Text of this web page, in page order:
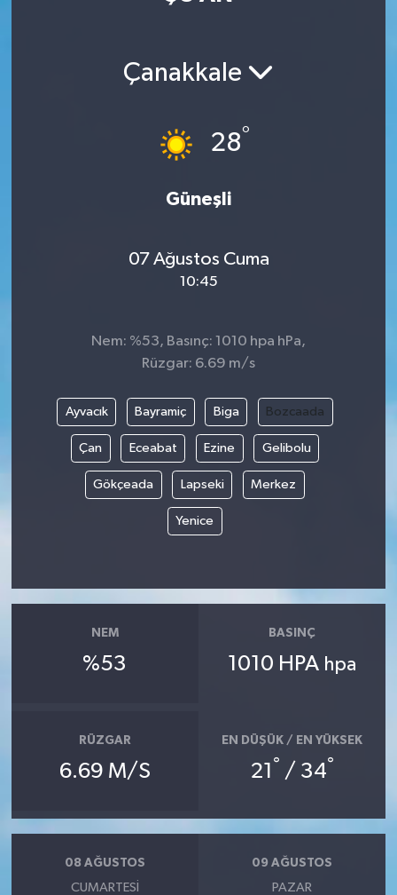
Çanakkale
28°
Güneşli
07 Ağustos Cuma
10:45
Nem: %53, Basınç: 1010 hpa hPa,
Rüzgar: 6.69 m/s
Ayvacık Bayramiç Biga Bozcaada
Çan Eceabat Ezine Gelibolu
Gökçeada Lapseki Merkez
Yenice
NEM
%53
BASINÇ
1010 HPA hpa
RÜZGAR
6.69 M/S
EN DÜŞÜK / EN YÜKSEK
21 ° / 34°
08 AĞUSTOS
CUMARTESI
09 AĞUSTOS
PAZAR
Gizlilik Sözleşmesi